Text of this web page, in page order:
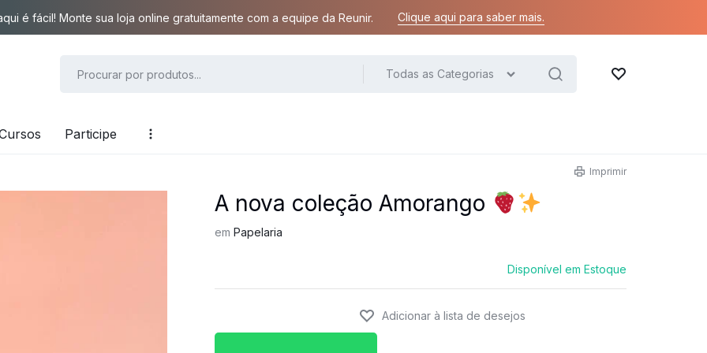
é fácil! Monte sua loja online gratuitamente com a equipe da Reunir. Clique aqui para saber mais.
Todas as Categorias
Participe
Imprimir
A nova coleção Amorango
emPapelaria
Disponível em Estoque